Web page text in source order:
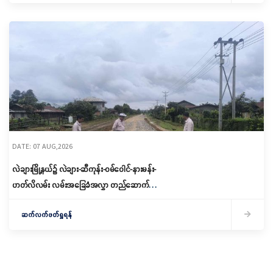
DATE: 07 AUG,2026
လဲချားမြို့နယ်၌ လဲချား-ဆီကုန်း-ဝမ်ဝေါင်-နားမန်း-
ဟတ်လိလမ်း လမ်းအခြေခံအလွှာ တည်ဆောက်နေမှု
ဆက်လက်ဖတ်ရှုရန်